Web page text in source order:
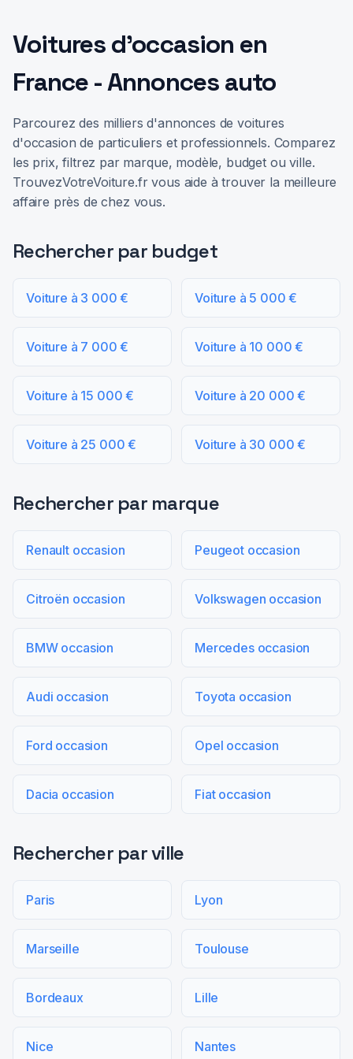
Voitures d'occasion en
France - Annonces auto
Parcourez des milliers d'annonces de voitures
d'occasion de particuliers et professionnels. Comparez
les prix, filtrez par marque, modèle, budget ou ville.
TrouvezVotreVoiture.fr vous aide à trouver la meilleure
affaire près de chez vous.
Rechercher par budget
Voiture à 3 000 € Voiture à 5 000 €
Voiture à 7 000 € Voiture à 10 000 €
Voiture à 15 000 € Voiture à 20 000 €
Voiture à 25 000 € Voiture à 30 000 €
Rechercher par marque
Renault occasion Peugeot occasion
Citroën occasion Volkswagen occasion
BMW occasion Mercedes occasion
Audi occasion Toyota occasion
Ford occasion Opel occasion
Dacia occasion Fiat occasion
Rechercher par ville
Paris Lyon
Marseille Toulouse
Bordeaux Lille
Nice Nantes